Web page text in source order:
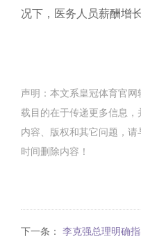
况下，医务人员薪酬增长
声明：本文系皇冠体育官
载目的在于传递更多信息
内容、版权和其它问题，
时间删除内容！
下一条： 李克强总理明确